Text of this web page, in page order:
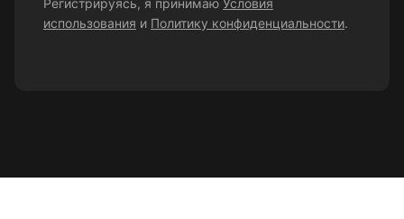
использования и Политику конфиденциальности.